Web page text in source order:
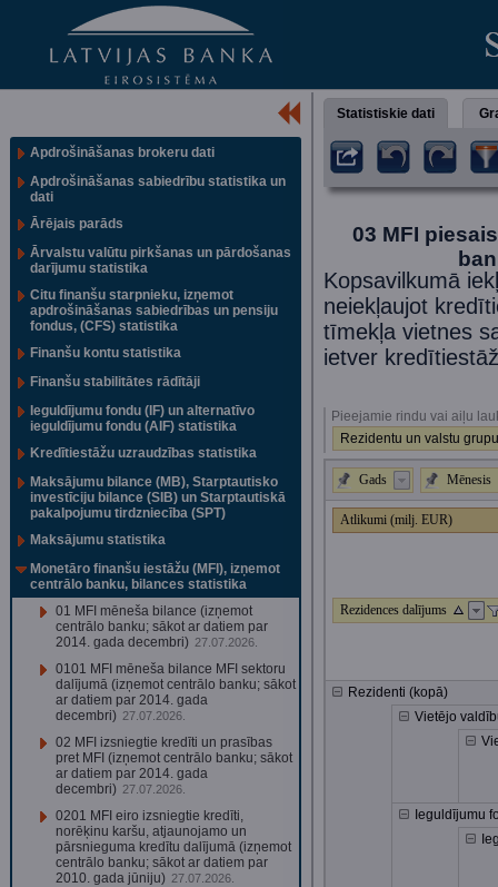
Apdrošināšanas brokeru dati
Apdrošināšanas sabiedrību statistika un
dati
Ārējais parāds
Ārvalstu valūtu pirkšanas un pārdošanas
darījumu statistika
Citu finanšu starpnieku, izņemot
apdrošināšanas sabiedrības un pensiju
fondus, (CFS) statistika
Finanšu kontu statistika
Finanšu stabilitātes rādītāji
Ieguldījumu fondu (IF) un alternatīvo
ieguldījumu fondu (AIF) statistika
Kredītiestāžu uzraudzības statistika
Maksājumu bilance (MB), Starptautisko
investīciju bilance (SIB) un Starptautiskā
pakalpojumu tirdzniecība (SPT)
Maksājumu statistika
Monetāro finanšu iestāžu (MFI), izņemot
centrālo banku, bilances statistika
01 MFI mēneša bilance (izņemot
centrālo banku; sākot ar datiem par
2014. gada decembri) 27.07.2026.
0101 MFI mēneša bilance MFI sektoru
dalījumā (izņemot centrālo banku; sākot
ar datiem par 2014. gada
decembri) 27.07.2026.
02 MFI izsniegtie kredīti un prasības
pret MFI (izņemot centrālo banku; sākot
ar datiem par 2014. gada
decembri) 27.07.2026.
0201 MFI eiro izsniegtie kredīti,
norēķinu karšu, atjaunojamo un
pārsnieguma kredītu dalījumā (izņemot
centrālo banku; sākot ar datiem par
2010. gada jūniju) 27.07.2026.
Statistiskie dati
03 MFI
Kopsavilkumā
neiekļaujot
tīmekļa vietnes
ietver
Pieejamie rindu vai aiļu
Rezidentu un valstu
Gads Mēnesis
Atlikumi (milj. EUR)
Rezidences dalījums
Rezidenti (kopā)
Vietējo
Ieguldījumu